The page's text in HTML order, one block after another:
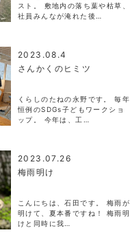
スト。 敷地内の落ち葉や枯草、
社員みんなが淹れた後…
2023.08.4
さんかくのヒミツ
くらしのたねの永野です。 毎年
恒例のSDGs子どもワークショ
ップ。 今年は、工…
2023.07.26
梅雨明け
こんにちは、石田です。 梅雨が
明けて、夏本番ですね！ 梅雨明
けと同時に我…